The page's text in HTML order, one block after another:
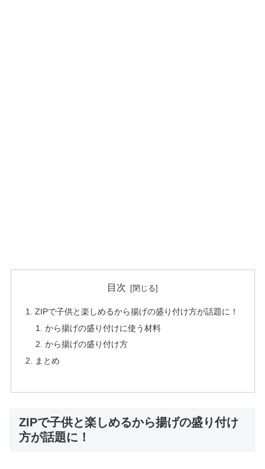
目次
ZIPで子供と楽しめるから揚げの盛り付け方が話題に！
から揚げの盛り付けに使う材料
から揚げの盛り付け方
まとめ
ZIPで子供と楽しめるから揚げの盛り付け
方が話題に！